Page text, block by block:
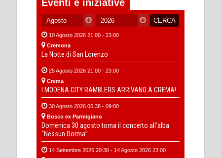
Eventi e iniziative
10 Agosto 2026 21:00 - 23:00
Cremona
La Notte di San Lorenzo
25 Agosto 2026 21:00 - 23:00
Crema
I MODENA CITY RAMBLERS ARRIVANO A CREMA!
30 Agosto 2026 06:38 - 09:00
Bosco ex Parmigiano
Domenica 30 agosto torna il concerto all’alba
“Nessun Dorma”
14 Settembre 2026 20:30 - 14 Agosto 2026 23:00